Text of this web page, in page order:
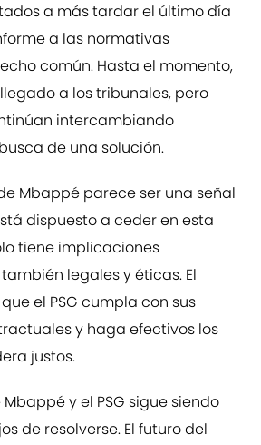
a más tardar el último día
a las normativas
común. Hasta el momento,
a los tribunales, pero
intercambiando
de una solución.
Mbappé parece ser una señal
dispuesto a ceder en esta
tiene implicaciones
legales y éticas. El
el PSG cumpla con sus
y haga efectivos los
justos.
y el PSG sigue siendo
de resolverse. El futuro del